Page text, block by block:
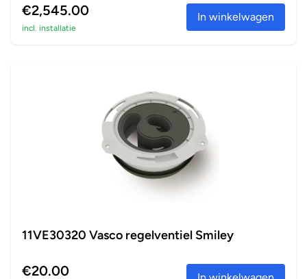
€2,545.00
incl. installatie
In winkelwagen
11VE30320 Vasco regelventiel Smiley
€20.00